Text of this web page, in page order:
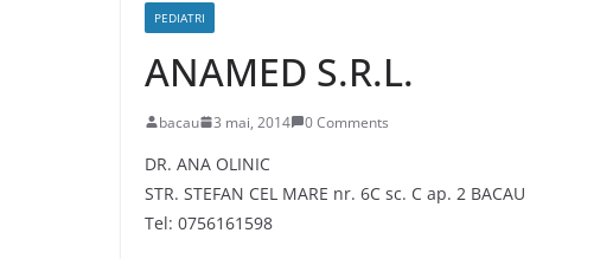
PEDIATRI
ANAMED S.R.L.
bacau 3 mai, 2014 0 Comments
DR. ANA OLINIC
STR. STEFAN CEL MARE nr. 6C sc. C ap. 2 BACAU
Tel: 0756161598